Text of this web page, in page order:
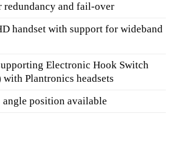
redundancy and fail-over
handset with support for wideband
Electronic Hook Switch
with Plantronics headsets
angle position available